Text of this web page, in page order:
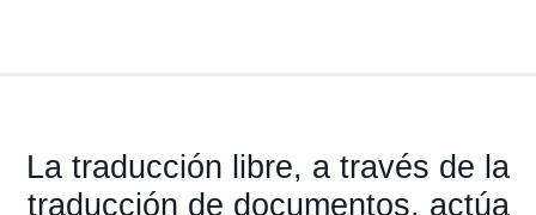
La traducción libre, a través de la
traducción de documentos, actúa